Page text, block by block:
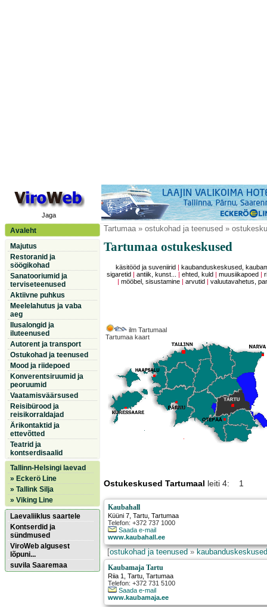
Jaga
Avaleht
Majutus
Restoranid ja
söögikohad
Sanatooriumid ja
terviseteenused
Aktiivne puhkus
Meelelahutus ja vaba
aeg
Ilusalongid ja
iluteenused
Autorent ja transport
Ostukohad ja teenused
Mood ja riidepoed
Konverentsiruumid ja
peoruumid
Vaatamisväärsused
Reisibürood ja
reisikorraldajad
Ärikontaktid ja
ettevõtted
Teatrid ja
kontserdisaalid
Tallinn-Helsingi laevad
» Eckerö Line
» Tallink Silja
» Viking Line
Laevaliiklus saartele
Kontserdid ja
sündmused
ViroWeb algusest
lõpuni...
suvila Saaremaa
Tartumaa» ostukohad ja teenused »
Tartumaa ostukeskused
käsitööd ja suveniirid
kaubanduskeskused,
sigaretid
|antiik, kunst... |ehted, kuld |muusiikapoed |
|mööbel, sisustamine |arvutid |valuutavahetus,
ilm Tartumaal
Tartumaa kaart
Ostukeskused Tartumaal leiti 4: 1
Kaubahall
Küüni 7 ,Tartu , Tartumaa
Telefon: +372 737 1000
Saada e-mail
www.kaubahall.ee
[ostukohad ja teenused»
Kaubamaja Tartu
Riia 1 ,Tartu , Tartumaa
Telefon: +372 731 5100
Saada e-mail
www.kaubamaja.ee